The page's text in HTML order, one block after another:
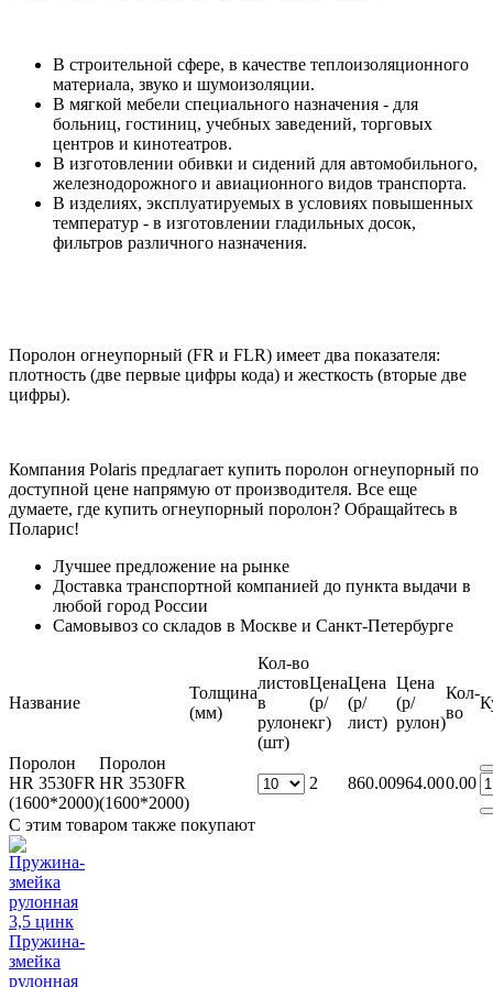
В строительной сфере, в качестве теплоизоляционного
материала, звуко и шумоизоляции.
В мягкой мебели специального назначения - для
больниц, гостиниц, учебных заведений, торговых
центров и кинотеатров.
В изготовлении обивки и сидений для автомобильного,
железнодорожного и авиационного видов транспорта.
В изделиях, эксплуатируемых в условиях повышенных
температур - в изготовлении гладильных досок,
фильтров различного назначения.
Поролон огнеупорный (FR и FLR) имеет два показателя:
плотность (две первые цифры кода) и жесткость (вторые две
цифры).
Компания Polaris предлагает купить поролон огнеупорный по
доступной цене напрямую от производителя. Все еще
думаете, где купить огнеупорный поролон? Обращайтесь в
Поларис!
Лучшее предложение на рынке
Доставка транспортной компанией до пункта выдачи в
любой город России
Самовывоз со складов в Москве и Санкт-Петербурге
Название
Толщина
(мм)
Кол-во
листов
в
рулоне
(шт)
Цена
(р/
кг)
Цена
(р/
лист)
Цена
(р/
рулон)
Кол-
во
Поролон
HR 3530FR
(1600*2000)
Поролон
HR 3530FR
(1600*2000)
2 860.00964.000.00
С этим товаром также покупают
Пружина-
змейка
рулонная